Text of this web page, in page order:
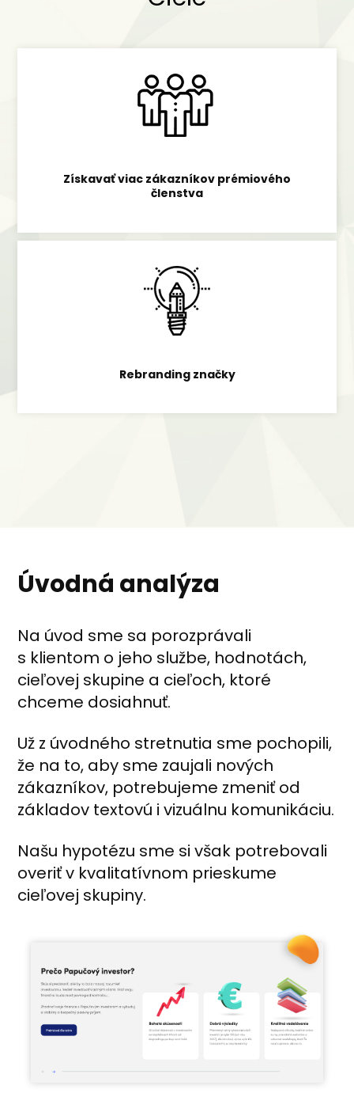
Získavať viac zákazníkov prémiového
členstva
Rebranding značky
Úvodná analýza
Na úvod sme sa porozprávali
s klientom o jeho službe, hodnotách,
cieľovej skupine a cieľoch, ktoré
chceme dosiahnuť.
Už z úvodného stretnutia sme pochopili,
že na to, aby sme zaujali nových
zákazníkov, potrebujeme zmeniť od
základov textovú i vizuálnu komunikáciu.
Našu hypotézu sme si však potrebovali
overiť v kvalitatívnom prieskume
cieľovej skupiny.